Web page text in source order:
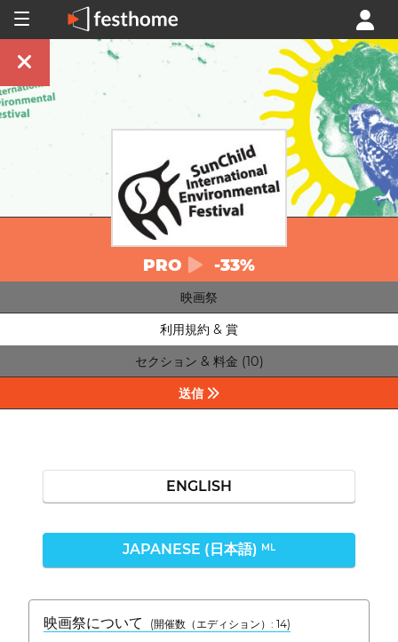
PRO -33%
映画祭
利用規約 & 賞
セクション & 料金 (10)
送信
ENGLISH
JAPANESE (日本語) ML
映画祭について (開催数（エディション）: 14)